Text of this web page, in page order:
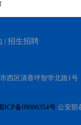
| 招生招聘
西区清香坪智学北路1号
ICP备09006354号公安部